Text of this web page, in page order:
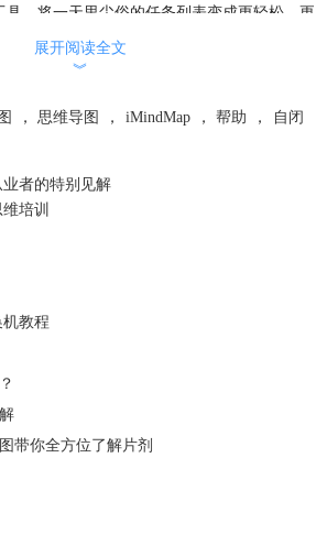
具，将一天里尘俗的任务列表变成更轻松、更
替代了成堆的松散纸张，能够可靠地归档
有不可控制癫痫的Vix来说，就跟癫痫会让她
画出日常细节，能够让我们轻松、无压力
文字提示和有趣的彩色图像对于记忆非常有帮
”。
思维导图感兴趣，可通过
的内容，请点击
展开阅读全文
︾
， 思维导图 ， iMindMap ， 帮助 ，
自闭
者的特别见解
培训
教程
带你全方位了解片剂